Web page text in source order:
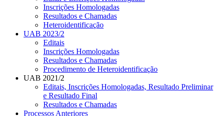
Inscrições Homologadas
Resultados e Chamadas
Heteroidentificação
UAB 2023/2
Editais
Inscrições Homologadas
Resultados e Chamadas
Procedimento de Heteroidentificação
UAB 2021/2
Editais, Inscrições Homologadas, Resultado Preliminar
e Resultado Final
Resultados e Chamadas
Processos Anteriores